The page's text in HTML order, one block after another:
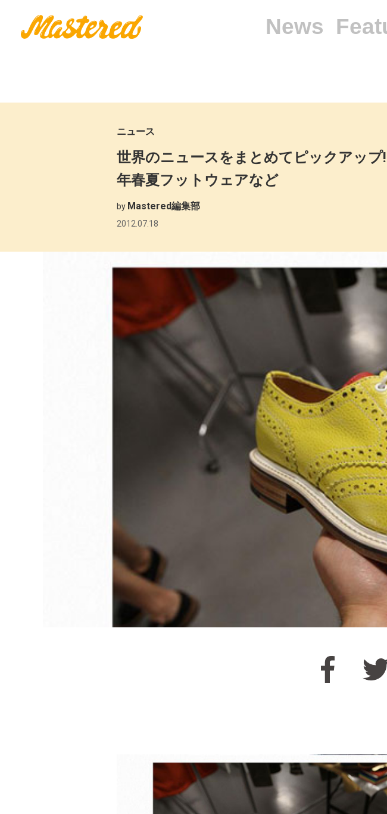
News
ニュース
世界のニュースをまとめてピックアッ
年春夏フットウェアなど
by Mastered編集部
2012.07.18